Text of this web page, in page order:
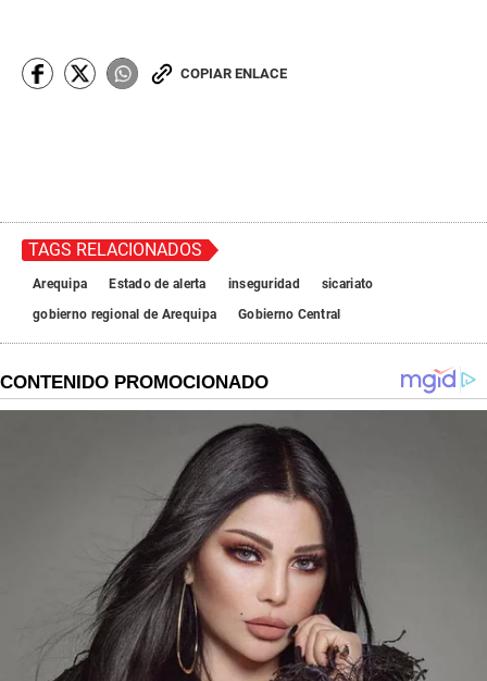
COPIAR ENLACE
TAGS RELACIONADOS
Arequipa Estado de alerta inseguridad
sicariato
gobierno regional de Arequipa
Gobierno Central